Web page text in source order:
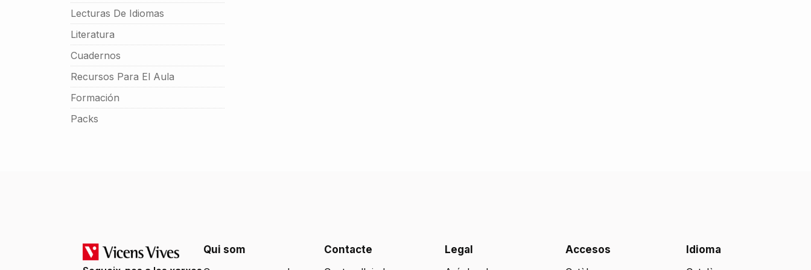
Lecturas De Idiomas
Literatura
Cuadernos
Recursos Para El Aula
Formación
Packs
Qui som
Contacte
Legal
Accesos
Idioma